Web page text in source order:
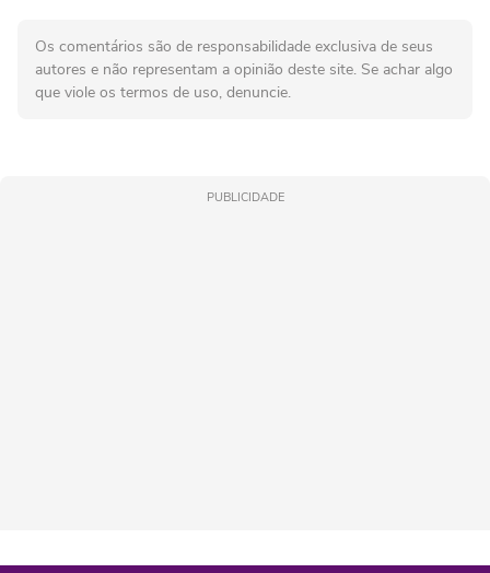
Os comentários são de responsabilidade exclusiva de seus
autores e não representam a opinião deste site. Se achar algo
que viole os termos de uso, denuncie.
PUBLICIDADE